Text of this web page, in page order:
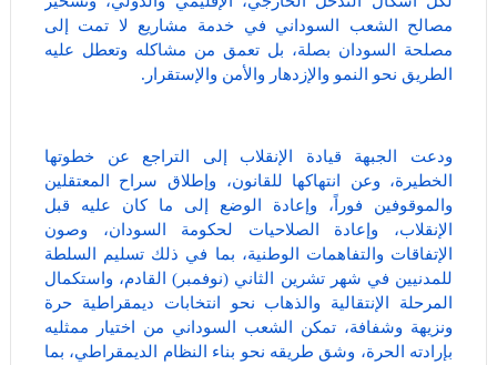
مصالح الشعب السوداني في خدمة مشاريع لا تمت إلى
مصلحة السودان بصلة، بل تعمق من مشاكله وتعطل عليه
الطريق نحو النمو والإزدهار والأمن والإستقرار.
ودعت الجبهة قيادة الإنقلاب إلى التراجع عن خطوتها
الخطيرة، وعن انتهاكها للقانون، وإطلاق سراح المعتقلين
والموقوفين فوراً، وإعادة الوضع إلى ما كان عليه قبل
الإنقلاب، وإعادة الصلاحيات لحكومة السودان، وصون
الإتفاقات والتفاهمات الوطنية، بما في ذلك تسليم السلطة
للمدنيين في شهر تشرين الثاني (نوفمبر) القادم، واستكمال
المرحلة الإنتقالية والذهاب نحو انتخابات ديمقراطية حرة
ونزيهة وشفافة، تمكن الشعب السوداني من اختيار ممثليه
بإرادته الحرة، وشق طريقه نحو بناء النظام الديمقراطي، بما